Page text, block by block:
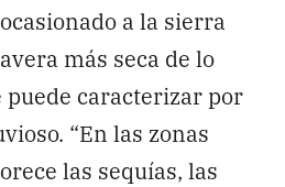
a la sierra
más seca de lo
puede caracterizar por
“En las zonas
las sequías, las